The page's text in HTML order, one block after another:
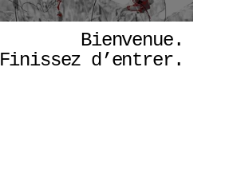
Bienvenue.
Finissez d’entrer.